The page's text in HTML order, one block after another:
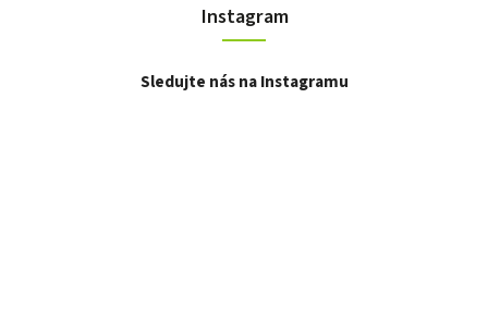
Instagram
Sledujte nás na Instagramu